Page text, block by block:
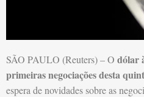
SÃO PAULO (Reuters) – O dólar
primeiras negociações desta
espera de novidades sobre as